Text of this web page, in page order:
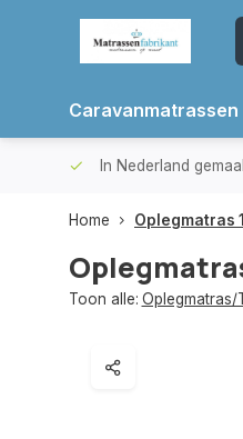
In Nederland
Home Oplegmatras
Toon alle: Oplegmatras/